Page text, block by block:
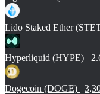
Lido Staked Ether
Hyperliquid (HYPE)
Dogecoin (DOGE)